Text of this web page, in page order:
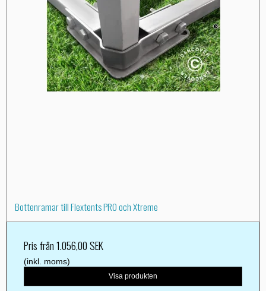
Bottenramar till Flextents PRO och Xtreme
Pris från1.056,00 SEK
(inkl. moms)
Visa produkten